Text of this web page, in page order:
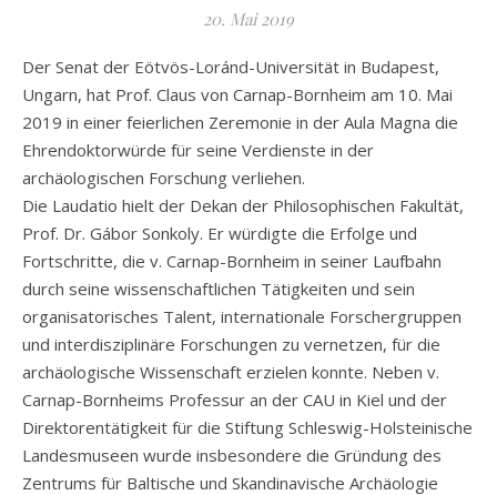
20. Mai 2019
Der Senat der Eötvös-Loránd-Universität in Budapest,
Ungarn, hat Prof. Claus von Carnap-Bornheim am 10. Mai
2019 in einer feierlichen Zeremonie in der Aula Magna die
Ehrendoktorwürde für seine Verdienste in der
archäologischen Forschung verliehen.
Die Laudatio hielt der Dekan der Philosophischen Fakultät,
Prof. Dr. Gábor Sonkoly. Er würdigte die Erfolge und
Fortschritte, die v. Carnap-Bornheim in seiner Laufbahn
durch seine wissenschaftlichen Tätigkeiten und sein
organisatorisches Talent, internationale Forschergruppen
und interdisziplinäre Forschungen zu vernetzen, für die
archäologische Wissenschaft erzielen konnte. Neben v.
Carnap-Bornheims Professur an der CAU in Kiel und der
Direktorentätigkeit für die Stiftung Schleswig-Holsteinische
Landesmuseen wurde insbesondere die Gründung des
Zentrums für Baltische und Skandinavische Archäologie